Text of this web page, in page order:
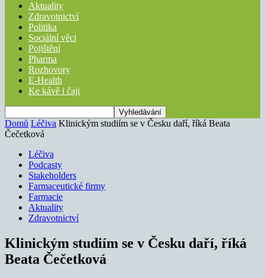
Aktuality
Zdravotnictví
Politika
Sociální věci
Pojištění
Pharma
Rozhovory
E-Health
Ke kávě i čaji
Domů Léčiva Klinickým studiím se v Česku daří, říká Beata
Čečetková
Léčiva
Podcasty
Stakeholders
Farmaceutické firmy
Farmacie
Aktuality
Zdravotnictví
Klinickým studiím se v Česku daří, říká
Beata Čečetková